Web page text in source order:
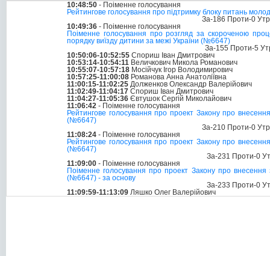
10:48:50 - Поіменне голосування
Рейтингове голосування про підтримку блоку питань
За-186 Проти-0
10:49:36 - Поіменне голосування
Поіменне голосування про розгляд за скороченою
порядку виїзду дитини за межі України (№6647)
За-155 Проти-5
10:50:06-10:52:55 Спориш Іван Дмитрович
10:53:14-10:54:11 Величкович Микола Романович
10:55:07-10:57:18 Мосійчук Ігор Володимирович
10:57:25-11:00:08 Романова Анна Анатоліївна
11:00:15-11:02:25 Долженков Олександр Валерійович
11:02:49-11:04:17 Спориш Іван Дмитрович
11:04:27-11:05:36 Євтушок Сергій Миколайович
11:06:42 - Поіменне голосування
Рейтингове голосування про проект Закону про
(№6647)
За-210 Проти-0
11:08:24 - Поіменне голосування
Рейтингове голосування про проект Закону про
(№6647)
За-231 Проти-0
11:09:00 - Поіменне голосування
Поіменне голосування про проект Закону про внесення
(№6647) - за основу
За-233 Проти-0
11:09:59-11:13:09 Ляшко Олег Валерійович